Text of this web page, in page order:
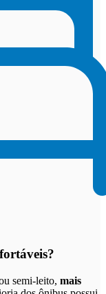
?
semi-leito, mais